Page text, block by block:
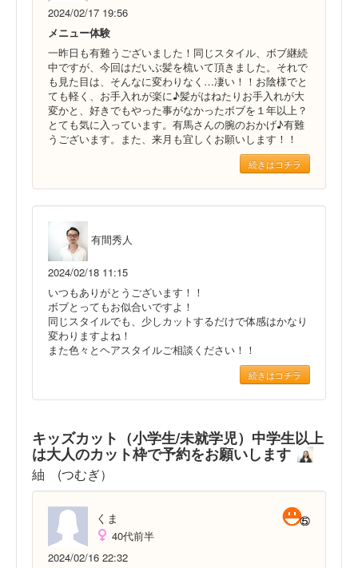
2024/02/17 19:56
メニュー体験
一昨日も有難うございました！同じスタイル、ボブ継続
中ですが、今回はだいぶ髪を梳いて頂きました。それで
も見た目は、そんなに変わりなく…凄い！！お陰様でと
ても軽く、お手入れが楽に♪髪がはねたりお手入れが大
変かと、好きでもやった事がなかったボブを１年以上？
とても気に入っています。有馬さんの腕のおかげ♪有難
うございます。また、来月も宜しくお願いします！！
続きはコチラ
有間秀人
2024/02/18 11:15
いつもありがとうございます！！
ボブとってもお似合いですよ！
同じスタイルでも、少しカットするだけで体感はかなり
変わりますよね！
また色々とヘアスタイルご相談ください！！
続きはコチラ
キッズカット（小学生/未就学児）中学生以上
は大人のカット枠で予約をお願いします
紬 (つむぎ）
くま
40代前半
2024/02/16 22:32